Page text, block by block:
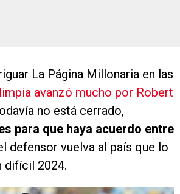
La Página Millonaria en las
avanzó mucho por Robert
no está cerrado,
para que haya acuerdo entre
defensor vuelva al país que lo
difícil 2024.